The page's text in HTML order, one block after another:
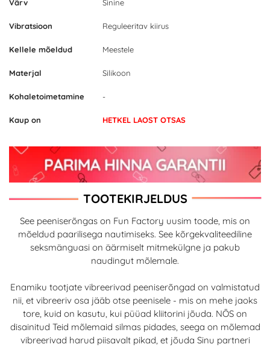
Värv Sinine
Vibratsioon Reguleeritav kiirus
Kellele mõeldud Meestele
Materjal Silikoon
Kohaletoimetamine -
Kaup on HETKEL LAOST OTSAS
TOOTEKIRJELDUS
See peeniserõngas on Fun Factory uusim toode, mis on
mõeldud paarilisega nautimiseks. See kõrgekvaliteediline
seksmänguasi on äärmiselt mitmekülgne ja pakub
naudingut mõlemale.
Enamiku tootjate vibreerivad peeniserõngad on valmistatud
nii, et vibreeriv osa jääb otse peenisele - mis on mehe jaoks
tore, kuid on kasutu, kui püüad kliitorini jõuda. NŌS on
disainitud Teid mõlemaid silmas pidades, seega on mõlemad
vibreerivad harud piisavalt pikad, et jõuda Sinu partneri